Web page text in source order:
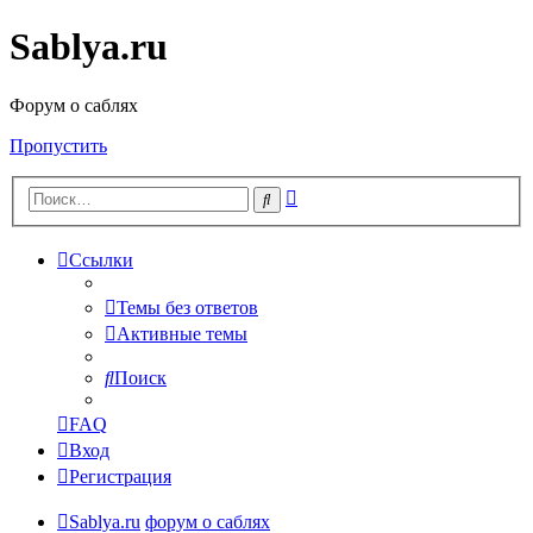
Sablya.ru
Форум о саблях
Пропустить
Поиск
Ссылки
Темы без ответов
Активные темы
Поиск
FAQ
Вход
Регистрация
Sablya.ru форум о саблях